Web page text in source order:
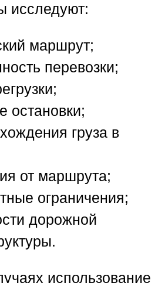
исследуют:
маршрут;
перевозки;
остановки;
груза в
от маршрута;
ограничения;
дорожной
использование